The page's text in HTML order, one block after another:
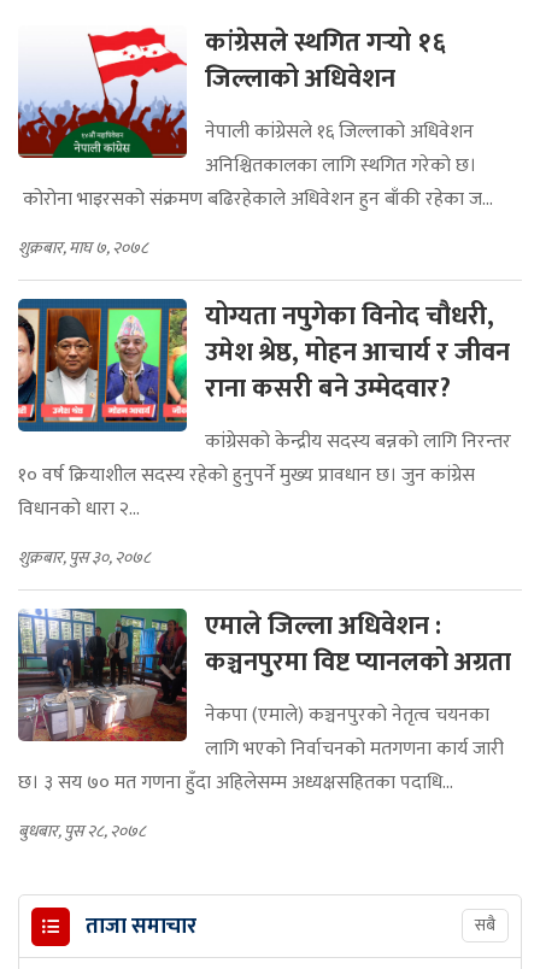
कांग्रेसले स्थगित गर्‍यो १६
जिल्लाको अधिवेशन
नेपाली कांग्रेसले १६ जिल्लाको अधिवेशन
अनिश्चितकालका लागि स्थगित गरेको छ।
कोरोना भाइरसको संक्रमण बढिरहेकाले अधिवेशन हुन बाँकी रहेका ज...
शुक्रबार, माघ ७, २०७८
योग्यता नपुगेका विनोद चौधरी,
उमेश श्रेष्ठ, मोहन आचार्य र जीवन
राना कसरी बने उम्मेदवार?
कांग्रेसको केन्द्रीय सदस्य बन्नको लागि निरन्तर
१० वर्ष क्रियाशील सदस्य रहेको हुनुपर्ने मुख्य प्रावधान छ। जुन कांग्रेस
विधानको धारा २...
शुक्रबार, पुस ३०, २०७८
एमाले जिल्ला अधिवेशन :
कञ्चनपुरमा विष्ट प्यानलको अग्रता
नेकपा (एमाले) कञ्चनपुरको नेतृत्व चयनका
लागि भएको निर्वाचनको मतगणना कार्य जारी
छ। ३ सय ७० मत गणना हुँदा अहिलेसम्म अध्यक्षसहितका पदाधि...
बुधबार, पुस २८, २०७८
ताजा समाचार सबै